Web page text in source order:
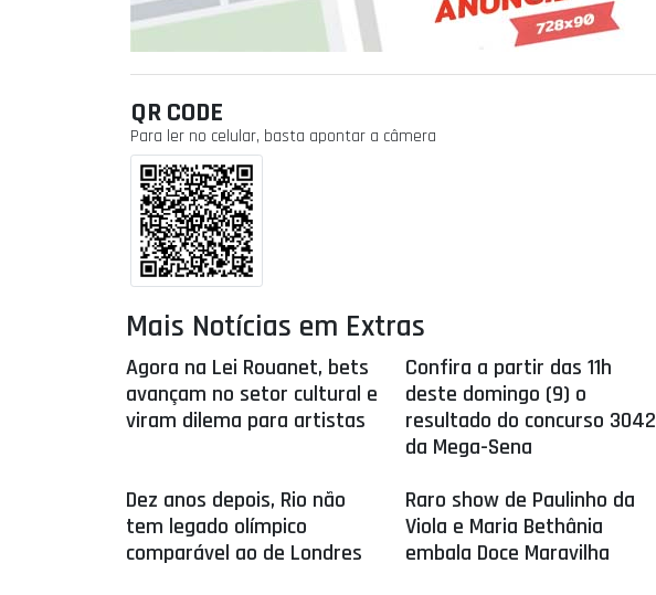
QR CODE
Para ler no celular, basta apontar a câmera
Mais Notícias em Extras
Agora na Lei Rouanet, bets
avançam no setor cultural e
viram dilema para artistas
Confira a partir das 11h
deste domingo (9) o
resultado do concurso 3042
da Mega-Sena
Dez anos depois, Rio não
tem legado olímpico
comparável ao de Londres
Raro show de Paulinho da
Viola e Maria Bethânia
embala Doce Maravilha